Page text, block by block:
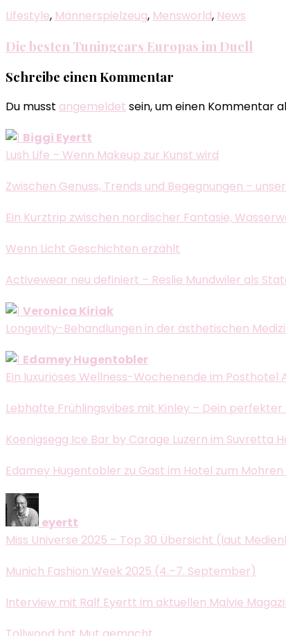
Lifestyle, Männerspielzeug, Mensworld, News
Die besten Tuningcars Europas im Duell
Schreibe einen Kommentar
Du musst angemeldet sein, um einen Kommentar
Biggi Eyertt
Lush Life – Wenn Makeup zur Kunst wird
Zwischen Genuss, Trends und Begegnungen –
Ein Kurztrip zwischen nordischer Fantasie,
Wenn Licht Geschichten erzählt
Activewear neu definiert – Reslie Mundwiler als
Veronica Kiriak
Longevity-Behandlungen in der ästhetischen
Edamey Hugentobler
Ein luxuriöses Wellness-Wochenende im
Lebhafte Frühlingsvibes mit Kinley – Dein
Koenigsegg Ice Bar by Carage Luzern im Suvretta
Edamey Hugentobler zu Gast im Hotel zum
eyertt
Miss Universe 2025 – Top 30 Übersicht (laut
Munich Fashion Week 2025 (4.–7. September)
Interview mit Ralf Eyertt im aktuellen Malvie